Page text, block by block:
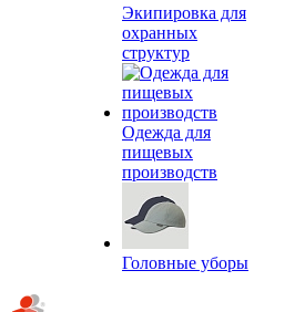
Экипировка для
охранных
структур
Одежда для
пищевых
производств
Головные уборы